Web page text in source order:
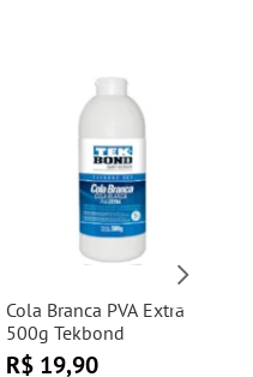
Cola Branca PVA Extra
500g Tekbond
R$ 19,90